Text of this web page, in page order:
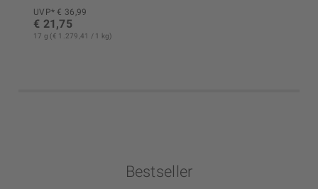
UVP* € 36,99
€ 21,75
17 g (€ 1.279,41 / 1 kg)
Bestseller